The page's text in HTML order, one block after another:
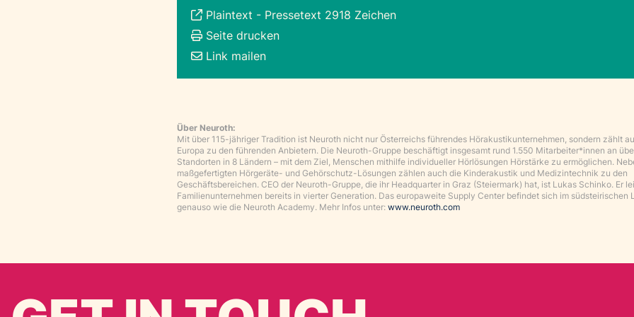
Plaintext - Pressetext 2918 Zeichen
Seite drucken
Link mailen
Über Neuroth:
Mit über 115-jähriger Tradition ist Neuroth nicht nur Österreichs führendes Hörakustikunternehmen, sondern zählt
Europa zu den führenden Anbietern. Die Neuroth-Gruppe beschäftigt insgesamt rund 1.550 Mitarbeiter*innen an
Standorten in 8 Ländern – mit dem Ziel, Menschen mithilfe individueller Hörlösungen Hörstärke zu ermöglichen.
maßgefertigten Hörgeräte- und Gehörschutz-Lösungen zählen auch die Kinderakustik und Medizintechnik zu den
Geschäftsbereichen. CEO der Neuroth-Gruppe, die ihr Headquarter in Graz (Steiermark) hat, ist Lukas Schinko. Er
Familienunternehmen bereits in vierter Generation. Das europaweite Supply Center befindet sich im südsteirischen
genauso wie die Neuroth Academy. Mehr Infos unter: www.neuroth.com